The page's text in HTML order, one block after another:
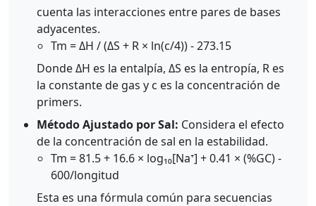
cuenta las interacciones entre pares de bases
adyacentes.
Tm = ΔH / (ΔS + R × ln(c/4)) - 273.15
Donde ΔH es la entalpía, ΔS es la entropía, R es
la constante de gas y c es la concentración de
primers.
Método Ajustado por Sal: Considera el efecto
de la concentración de sal en la estabilidad.
Tm = 81.5 + 16.6 × log₁₀[Na⁺] + 0.41 × (%GC) -
600/longitud
Esta es una fórmula común para secuencias